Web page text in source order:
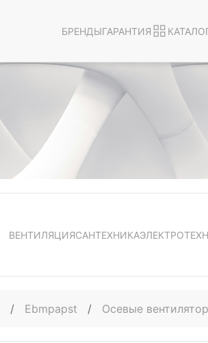
БРЕНДЫГАРАНТИЯ
ВЕНТИЛЯЦИЯСАНТЕХНИКА
/ Ebmpapst / Осевые